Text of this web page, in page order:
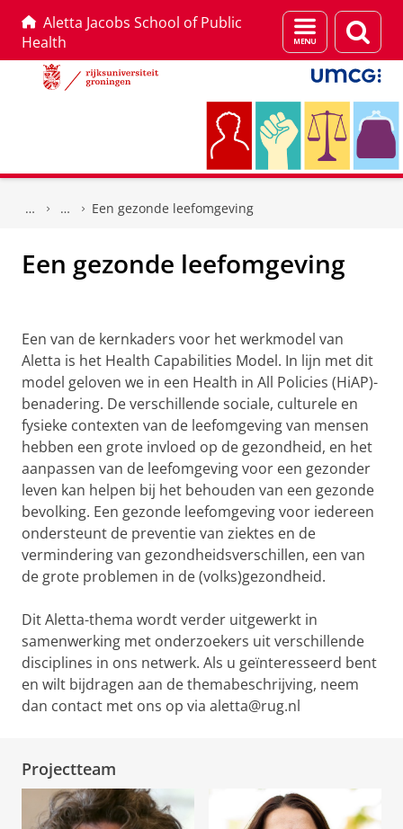
Aletta Jacobs School of Public
Health
Menu
en
zoeken
Een gezonde leefomgeving
Een gezonde leefomgeving
Een gezonde leefomgeving
Een van de kernkaders voor het werkmodel van
Aletta is het Health Capabilities Model. In lijn met dit
model geloven we in een Health in All Policies (HiAP)-
benadering. De verschillende sociale, culturele en
fysieke contexten van de leefomgeving van mensen
hebben een grote invloed op de gezondheid, en het
aanpassen van de leefomgeving voor een gezonder
leven kan helpen bij het behouden van een gezonde
bevolking. Een gezonde leefomgeving voor iedereen
ondersteunt de preventie van ziektes en de
vermindering van gezondheidsverschillen, een van
de grote problemen in de (volks)gezondheid.
Dit Aletta-thema wordt verder uitgewerkt in
samenwerking met onderzoekers uit verschillende
disciplines in ons netwerk. Als u geïnteresseerd bent
en wilt bijdragen aan de themabeschrijving, neem
dan contact met ons op via aletta@rug.nl
Projectteam